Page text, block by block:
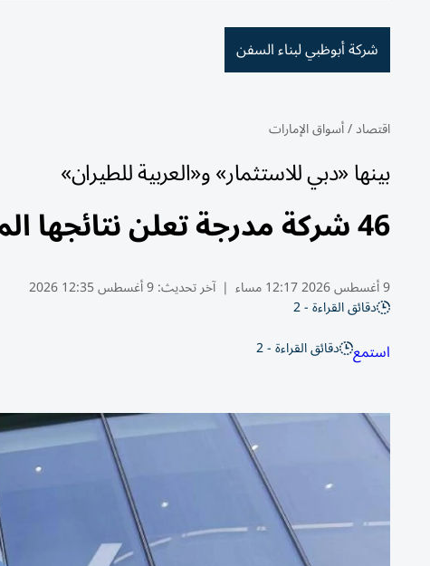
شركة أبوظبي لبناء السفن
اقتصاد/أسواق الإمارات
بينها «دبي للاستثمار» و«العربية للطيران»
46 شركة مدرجة تعلن نتائجها المالية للنصف الأول هذا الأسبوع
9 أغسطس 2026 12:17 مساء | آخر تحديث:9 أغسطس 12:35 2026
دقائق القراءة - 2
استمع دقائق القراءة - 2